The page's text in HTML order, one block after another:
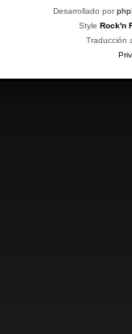
Desarrollado por
Style Rock'n
Traducción